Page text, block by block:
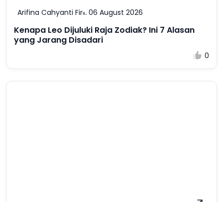
Arifina Cahyanti Firdausi 06 August 2026
Kenapa Leo Dijuluki Raja Zodiak? Ini 7 Alasan
yang Jarang Disadari
0